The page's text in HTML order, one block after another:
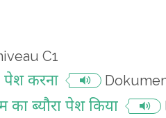
C1
पेश करना
का ब्यौरा पेश किया